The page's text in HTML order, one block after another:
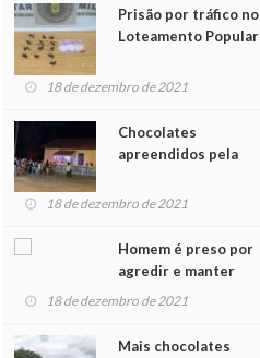
Prisão por tráfico no
Loteamento Popular
18 de dezembro de 2021
Chocolates
apreendidos pela
para crianças na
18 de dezembro de 2021
Homem é preso por
agredir e manter
mulher em cárcere
18 de dezembro de 2021
Mais chocolates